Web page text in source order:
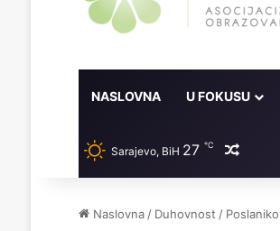
NASLOVNA U FOKUSU
Sarajevo, BiH 27 ℃
Naslovna / Duhovnost /